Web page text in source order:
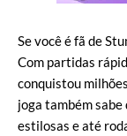
Se você é fã de
Com partidas
conquistou
joga também
estilosas e até